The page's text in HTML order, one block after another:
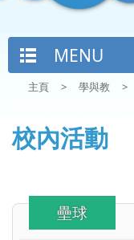
MENU
主頁 > 學與教 >
校內活動
壘球